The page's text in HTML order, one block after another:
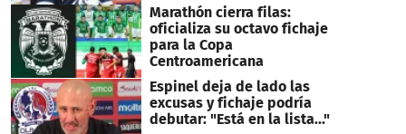
Marathón cierra filas:
oficializa su octavo fichaje
para la Copa
Centroamericana
Espinel deja de lado las
excusas y fichaje podría
debutar: "Está en la lista..."